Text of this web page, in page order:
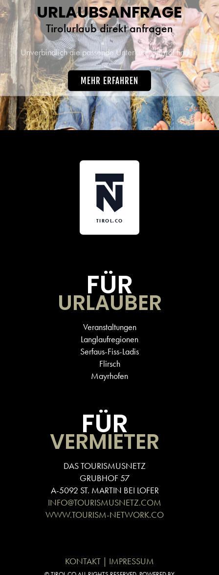
URLAUBSANFRAGE
Tirolurlaub direkt anfragen
Unverbindlich die passende Unterkunft in Tirol finden.
MEHR ERFAHREN
TIROL.CO
FÜR
URLAUBER
Veranstaltungen
Langlaufregionen
Serfaus-Fiss-Ladis
Flirsch
Mayrhofen
FÜR
VERMIETER
DAS TOURISMUSNETZ
GRUBHOF 57
A-5092 ST. MARTIN BEI LOFER
INFO@TOURISMUSNETZ.COM
WWW.TOURISM-NETWORK.CO
KONTAKT | IMPRESSUM